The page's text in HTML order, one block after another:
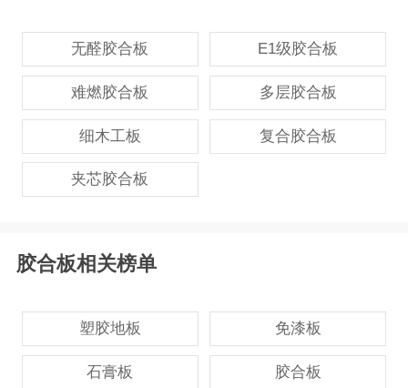
无醛胶合板 E1级胶合板
难燃胶合板 多层胶合板
细木工板 复合胶合板
夹芯胶合板
胶合板相关榜单
塑胶地板 免漆板
石膏板 胶合板